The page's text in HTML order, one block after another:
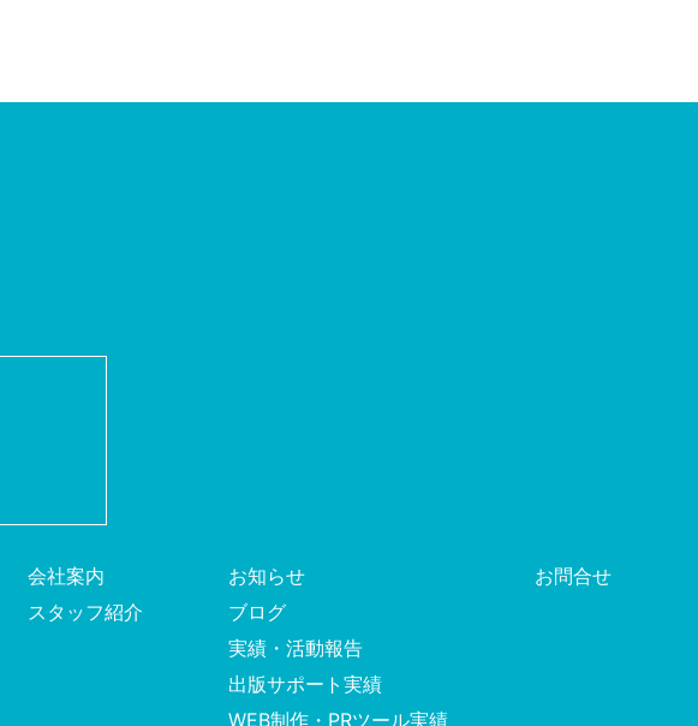
会社案内
スタッフ紹介
お知らせ
ブログ
実績・活動報告
出版サポート実績
WEB制作・PRツール実績
お問合せ